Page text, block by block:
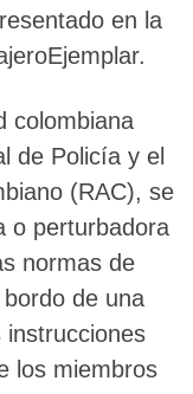
en la
colombiana
de Policía y el
(RAC), se
o perturbadora
normas de
de una
los miembros